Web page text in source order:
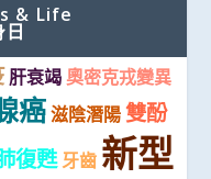
& Life
肝衰竭 奧密克戎變異
癌 滋陰潛陽 雙酚
復甦牙齒 新型